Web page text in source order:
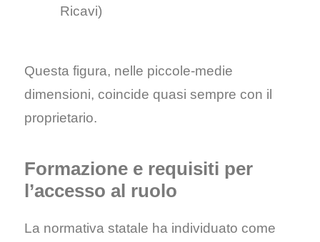
Ricavi)
Questa figura, nelle piccole-medie
dimensioni, coincide quasi sempre con il
proprietario.
Formazione e requisiti per
l’accesso al ruolo
La normativa statale ha individuato come